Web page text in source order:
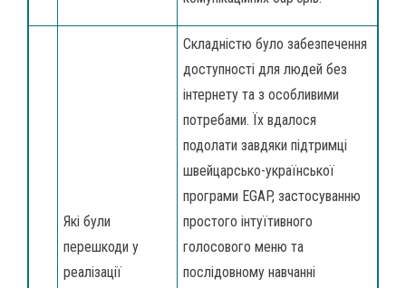
Які були
перешкоди у
реалізації
Складністю було забезпечення
доступності для людей без
інтернету та з особливими
потребами. Їх вдалося
подолати завдяки підтримці
швейцарсько-української
програми EGAP, застосуванню
простого інтуїтивного
голосового меню та
послідовному навчанні